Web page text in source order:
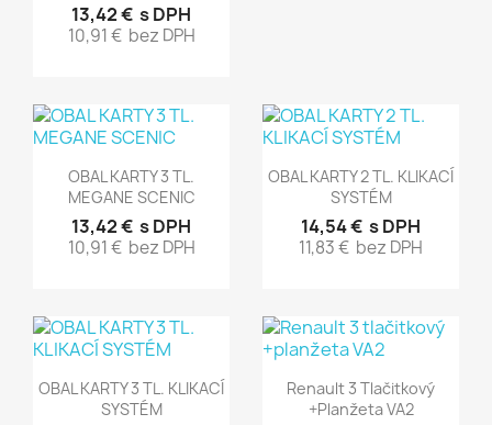
13,42 € s DPH
10,91 € bez DPH
Rýchly náhľad
OBAL KARTY 3 TL.
MEGANE SCENIC
13,42 € s DPH
10,91 € bez DPH
Rýchly náhľad
OBAL KARTY 2 TL. KLIKACÍ
SYSTÉM
14,54 € s DPH
11,83 € bez DPH
Rýchly náhľad
OBAL KARTY 3 TL. KLIKACÍ
SYSTÉM
Rýchly náhľad
Renault 3 Tlačitkový
+planžeta VA2